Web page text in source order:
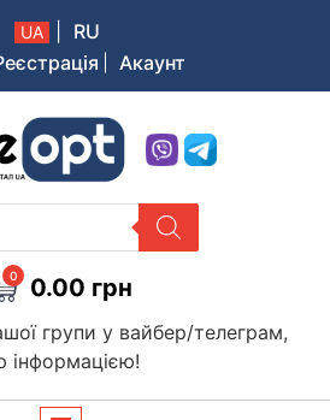
UA
RU
Акаунт
платформа в Україні
0 0.00 грн
групи у вайбер/телеграм,
інформацією!